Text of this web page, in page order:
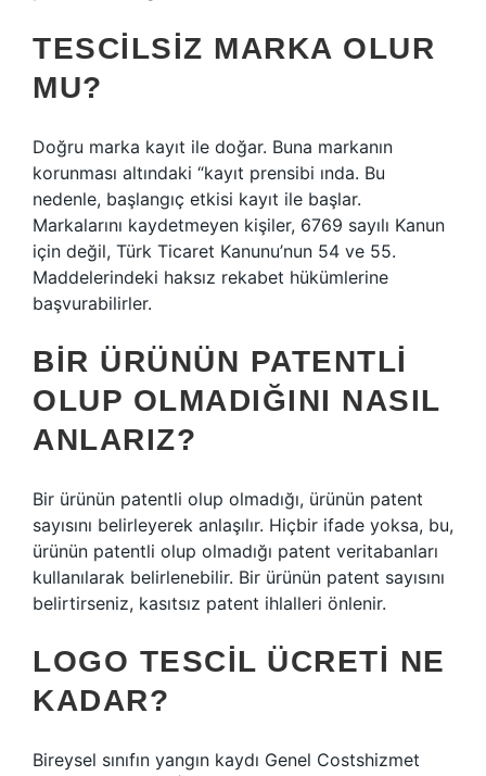
TESCILSIZ MARKA OLUR
MU?
Doğru marka kayıt ile doğar. Buna markanın
korunması altındaki “kayıt prensibi ında. Bu
nedenle, başlangıç ​​etkisi kayıt ile başlar.
Markalarını kaydetmeyen kişiler, 6769 sayılı Kanun
için değil, Türk Ticaret Kanunu’nun 54 ve 55.
Maddelerindeki haksız rekabet hükümlerine
başvurabilirler.
BIR ÜRÜNÜN PATENTLI
OLUP OLMADIĞINI NASIL
ANLARIZ?
Bir ürünün patentli olup olmadığı, ürünün patent
sayısını belirleyerek anlaşılır. Hiçbir ifade yoksa, bu,
ürünün patentli olup olmadığı patent veritabanları
kullanılarak belirlenebilir. Bir ürünün patent sayısını
belirtirseniz, kasıtsız patent ihlalleri önlenir.
LOGO TESCIL ÜCRETI NE
KADAR?
Bireysel sınıfın yangın kaydı Genel Costshizmet